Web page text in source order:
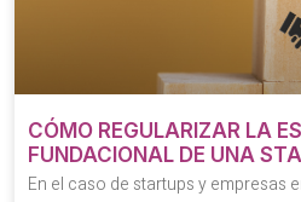
CÓMO REGULARIZAR LA
FUNDACIONAL DE UNA
En el caso de startups y empresas